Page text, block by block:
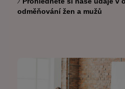
odměňování žen a mužů